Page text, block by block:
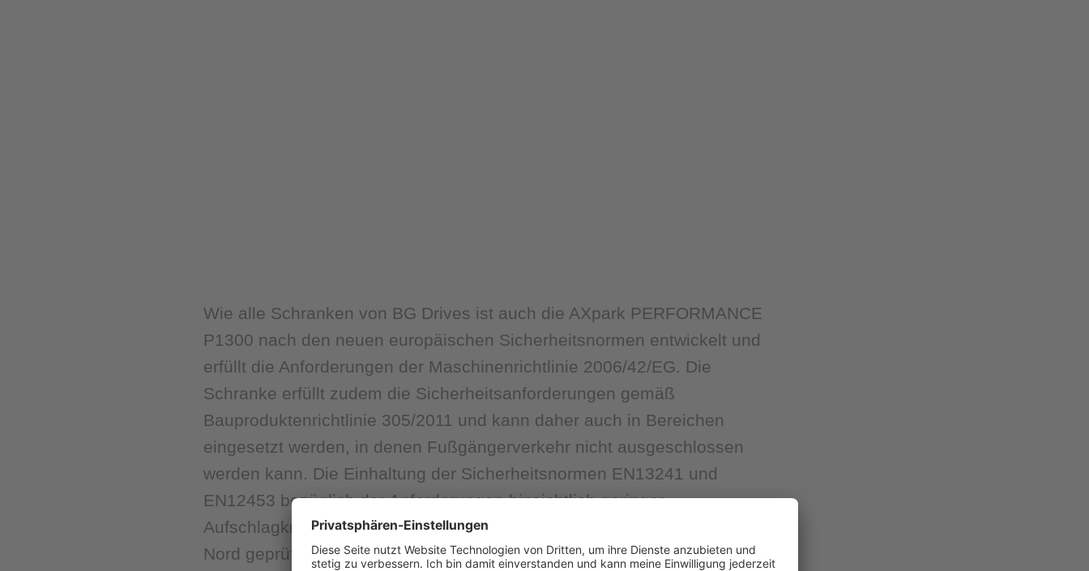
Wie alle Schranken von BG Drives ist auch die AXpark PERFORMANCE
P1300 nach den neuen europäischen Sicherheitsnormen entwickelt und
erfüllt die Anforderungen der Maschinenrichtlinie 2006/42/EG. Die
Schranke erfüllt zudem die Sicherheitsanforderungen gemäß
Bauproduktenrichtlinie 305/2011 und kann daher auch in Bereichen
eingesetzt werden, in denen Fußgängerverkehr nicht ausgeschlossen
werden kann. Die Einhaltung der Sicherheitsnormen EN13241 und
EN12453 bezüglich der Anforderungen hinsichtlich geringer
Aufschlagkräfte, Windlast und sicherem Öffnen wurden durch den TÜV
Nord geprüft.